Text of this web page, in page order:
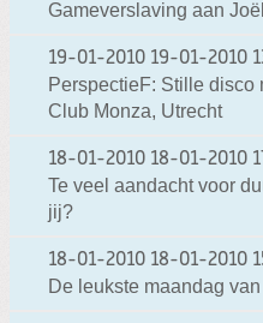
Gameverslaving aan
19-01-2010 19-01-2010
PerspectieF: Stille disco
Club Monza, Utrecht
18-01-2010 18-01-2010
Te veel aandacht voor
jij?
18-01-2010 18-01-2010
De leukste maandag